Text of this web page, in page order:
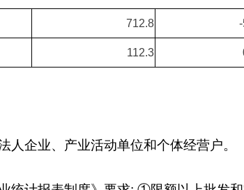
712.8
112.3
企业、产业活动单位和个体经营户。